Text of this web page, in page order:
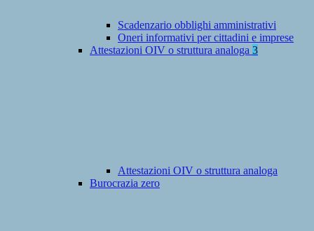
Scadenzario obblighi amministrativi
Oneri informativi per cittadini e imprese
Attestazioni OIV o struttura analoga 3
Attestazioni OIV o struttura analoga
Burocrazia zero